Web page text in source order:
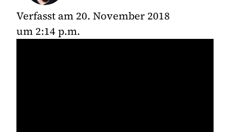
Verfasst am 20. November 2018
um 2:14 p.m.